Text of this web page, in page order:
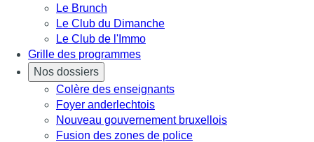
Le Brunch
Le Club du Dimanche
Le Club de l'Immo
Grille des programmes
Nos dossiers
Colère des enseignants
Foyer anderlechtois
Nouveau gouvernement bruxellois
Fusion des zones de police